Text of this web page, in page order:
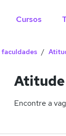
Cursos
faculdades
Atitude
Encontre a